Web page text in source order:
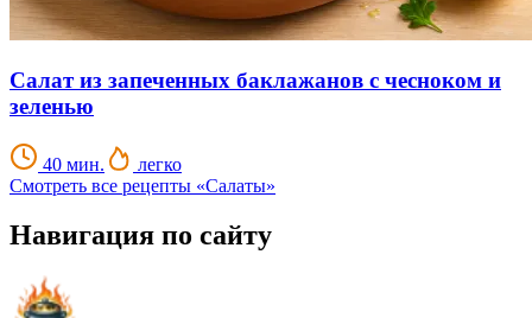
Салат из запеченных баклажанов с чесноком и
зеленью
40 мин.
легко
Смотреть все рецепты «Салаты»
Навигация по сайту